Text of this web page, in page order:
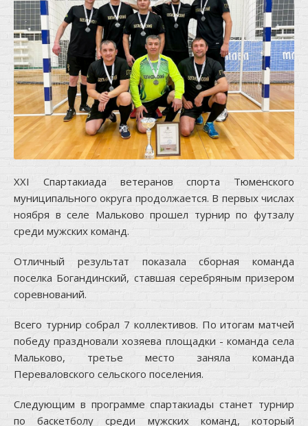
XXI Спартакиада ветеранов спорта Тюменского
муниципального округа продолжается. В первых числах
ноября в селе Мальково прошел турнир по футзалу
среди мужских команд.
Отличный результат показала сборная команда
поселка Богандинский, ставшая серебряным призером
соревнований.
Всего турнир собрал 7 коллективов. По итогам матчей
победу праздновали хозяева площадки - команда села
Мальково, третье место заняла команда
Переваловского сельского поселения.
Следующим в программе спартакиады станет турнир
по баскетболу среди мужских команд, который